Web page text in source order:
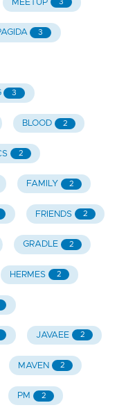
MEETUP 3
3
3
BLOOD 2
2
FAMILY 2
FRIENDS 2
GRADLE 2
HERMES 2
JAVAEE 2
MAVEN 2
PM 2